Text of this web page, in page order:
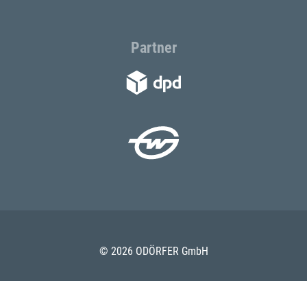
Partner
© 2026 ODÖRFER GmbH